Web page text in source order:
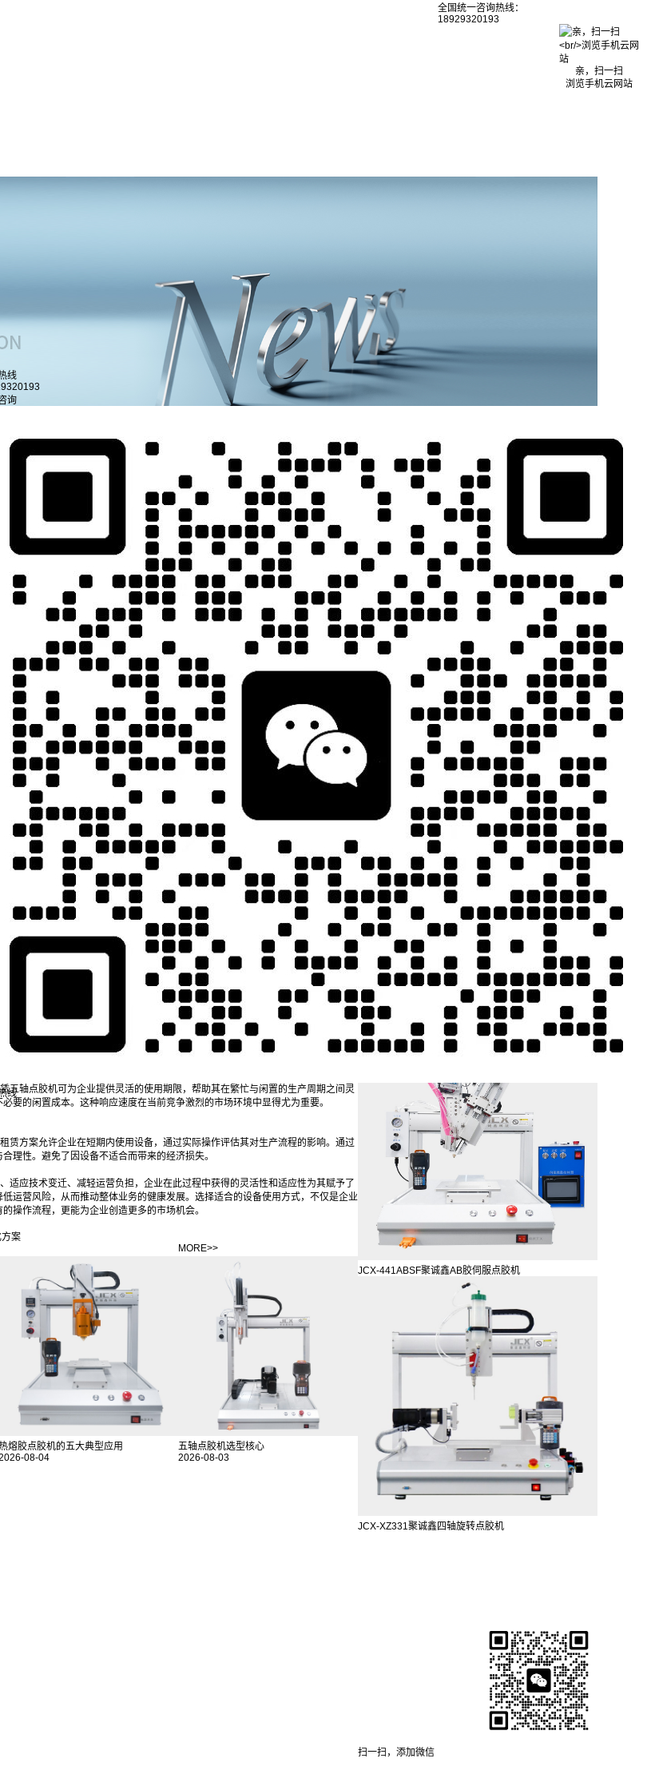
全国统一咨询热线：
18929320193
行业新闻
率的生产线上大展身手。然而，随着技术的不断进步和市场需求的日益变化，传统
合那些追求灵活性和高效性的企业。进一步了解五轴点胶机的租赁方案，可以帮助
选购时优柔寡断。通过租赁，企业能够以较低的前期投入使用五轴点胶机，从而
仅减轻了购买设备带来的财务负担，也为企业的长期发展奠定了基础。
，企业须承担技术更新带来的陈旧风险。租赁方案则可以帮助企业畅享新技术，
业的竞争力至关重要，能够确保产品质量与生产效率始终处于行业前沿。
合的维护成本不容小觑。选择租赁方案，维护责任通常由租赁公司承担，企业可
够稳步提高生产能力，还可避免因维护不足引发的整体产线问题。
轴点胶机可为企业提供灵活的使用期限，帮助其在繁忙与闲置的生产周期之间灵
要的闲置成本。这种响应速度在当前竞争激烈的市场环境中显得尤为重要。
方案允许企业在短期内使用设备，通过实际操作评估其对生产流程的影响。通过
理性。避免了因设备不适合而带来的经济损失。
应技术变迁、减轻运营负担，企业在此过程中获得的灵活性和适应性为其赋予了
运营风险，从而推动整体业务的健康发展。选择适合的设备使用方式，不仅是企业
操作流程，更能为企业创造更多的市场机会。‍
案
MORE>>
熔胶点胶机的五大典型应用
08-04
五轴点胶机选型核心
2026-08-03
相关推荐
JCX-PUR331聚诚鑫热熔胶点胶机
JCX-UV5311 聚诚鑫双工位UV胶点胶固化一体机
JCX-441ABSF聚诚鑫AB胶伺服点胶机
JCX-XZ331聚诚鑫四轴旋转点胶机
扫一扫，添加微信
线
询
线
亲，扫一扫
浏览手机云网站